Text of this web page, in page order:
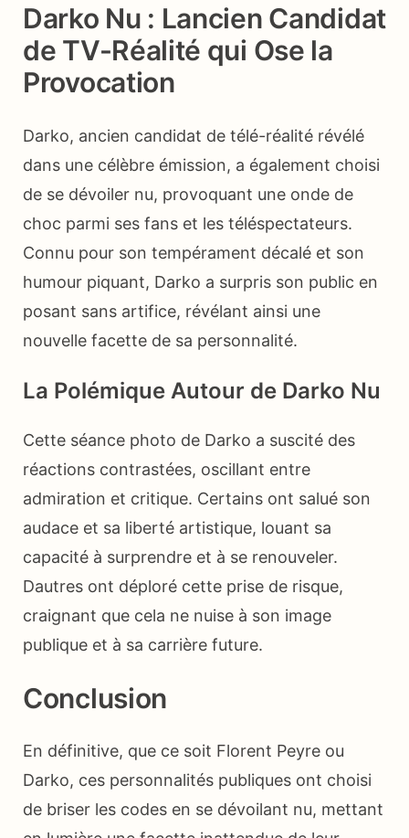
Darko Nu : Lancien Candidat
de TV-Réalité qui Ose la
Provocation
Darko, ancien candidat de télé-réalité révélé
dans une célèbre émission, a également choisi
de se dévoiler nu, provoquant une onde de
choc parmi ses fans et les téléspectateurs.
Connu pour son tempérament décalé et son
humour piquant, Darko a surpris son public en
posant sans artifice, révélant ainsi une
nouvelle facette de sa personnalité.
La Polémique Autour de Darko Nu
Cette séance photo de Darko a suscité des
réactions contrastées, oscillant entre
admiration et critique. Certains ont salué son
audace et sa liberté artistique, louant sa
capacité à surprendre et à se renouveler.
Dautres ont déploré cette prise de risque,
craignant que cela ne nuise à son image
publique et à sa carrière future.
Conclusion
En définitive, que ce soit Florent Peyre ou
Darko, ces personnalités publiques ont choisi
de briser les codes en se dévoilant nu, mettant